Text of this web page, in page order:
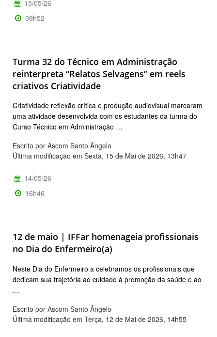
15/05/26
09h52
Turma 32 do Técnico em Administração
reinterpreta “Relatos Selvagens” em reels
criativos Criatividade
Criatividade reflexão crítica e produção audiovisual marcaram
uma atividade desenvolvida com os estudantes da turma do
Curso Técnico em Administração …
Escrito por Ascom Santo Ângelo
Última modificação em Sexta, 15 de Mai de 2026, 13h47
14/05/26
16h46
12 de maio | IFFar homenageia profissionais
no Dia do Enfermeiro(a)
Neste Dia do Enfermeiro a celebramos os profissionais que
dedicam sua trajetória ao cuidado à promoção da saúde e ao
…
Escrito por Ascom Santo Ângelo
Última modificação em Terça, 12 de Mai de 2026, 14h55